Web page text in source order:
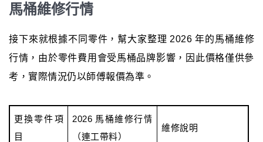
馬桶維修行情
接下來就根據不同零件，幫大家整理 2026 年的馬桶維修
行情，由於零件費用會受馬桶品牌影響，因此價格僅供參
考，實際情況仍以師傅報價為準。
更換零件項
目
2026 馬桶維修行情
（連工帶料）
維修說明